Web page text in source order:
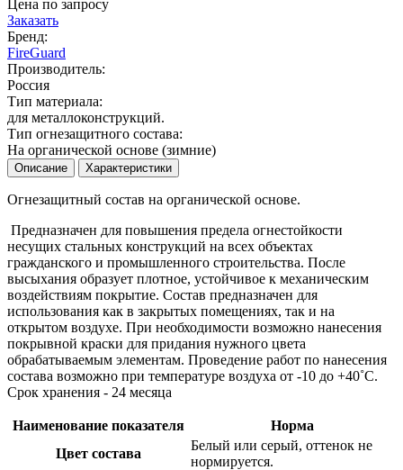
Цена по запросу
Заказать
Бренд:
FireGuard
Производитель:
Россия
Тип материала:
для металлоконструкций.
Тип огнезащитного состава:
На органической основе (зимние)
Описание Характеристики
Огнезащитный состав на органической основе.
Предназначен для повышения предела огнестойкости
несущих стальных конструкций на всех объектах
гражданского и промышленного строительства. После
высыхания образует плотное, устойчивое к механическим
воздействиям покрытие. Состав предназначен для
использования как в закрытых помещениях, так и на
открытом воздухе. При необходимости возможно нанесения
покрывной краски для придания нужного цвета
обрабатываемым элементам. Проведение работ по нанесения
состава возможно при температуре воздуха от -10 до +40˚С.
Срок хранения - 24 месяца
Наименование показателя
Норма
Цвет состава
Белый или серый, оттенок не
нормируется.